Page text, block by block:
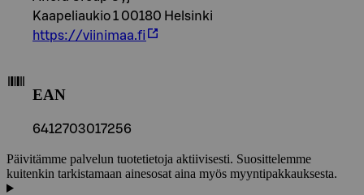
Kaapeliaukio 1 00180 Helsinki
https://viinimaa.fi
EAN
6412703017256
Päivitämme palvelun tuotetietoja aktiivisesti. Suosittelemme
kuitenkin tarkistamaan ainesosat aina myös myyntipakkauksesta.